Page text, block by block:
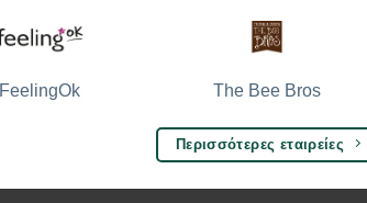
FeelingOk The Bee Bros
Περισσότερες εταιρείες